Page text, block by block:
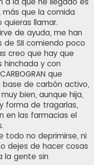
que la comida
quieras llamar.
de ayuda, me han
SII comiendo poco
creo que hay que
hinchada y con
que
base de carbón activo,
bien, aunque hija,
forma de tragarlas,
en las farmacias el
todo no deprimirse, ni
dejes de hacer cosas
la gente sin